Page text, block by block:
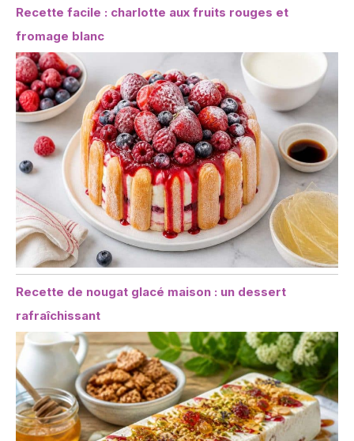
Recette facile : charlotte aux fruits rouges et
fromage blanc
Recette de nougat glacé maison : un dessert
rafraîchissant